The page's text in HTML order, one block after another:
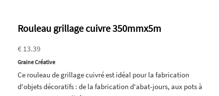
Rouleau grillage cuivre 350mmx5m
€ 13.39
Graine Créative
Ce rouleau de grillage cuivré est idéal pour la fabrication
d'objets décoratifs : de la fabrication d'abat-jours, aux pots à